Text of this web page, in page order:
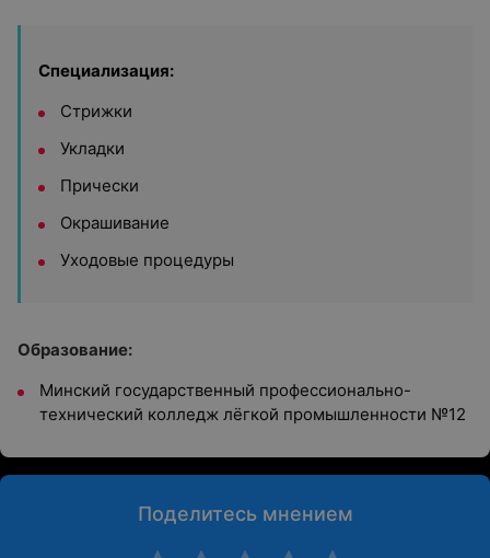
Специализация:
Стрижки
Укладки
Прически
Окрашивание
Уходовые процедуры
Образование:
Минский государственный профессионально-
технический колледж лёгкой промышленности №12
Поделитесь мнением